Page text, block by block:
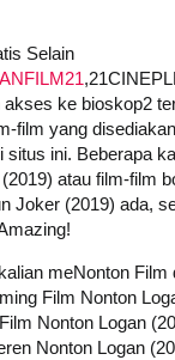
Selain
ke bioskop2
film yang
ini. Beberapa
atau film-film
(2019) ada,
meNonton Film
Film Nonton
Nonton Logan
Nonton Logan